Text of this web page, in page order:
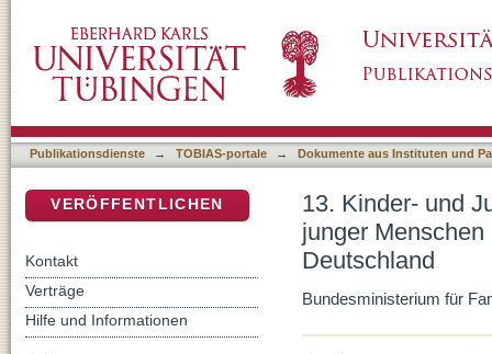
Leistungen der Kinder- und Jugendhilfe in
Publikationsdienste → TOBIAS-portale → Dokumente aus Instituten und
13. Kinder- und
junger
Deutschland
Bundesministerium für
VERÖFFENTLICHEN
Kontakt
Verträge
Hilfe und Informationen